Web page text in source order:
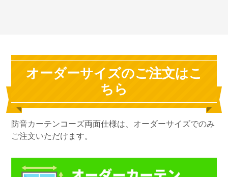
オーダーサイズのご注文はこ
ちら
防音カーテンコーズ両面仕様は、オーダーサイズでのみ
ご注文いただけます。